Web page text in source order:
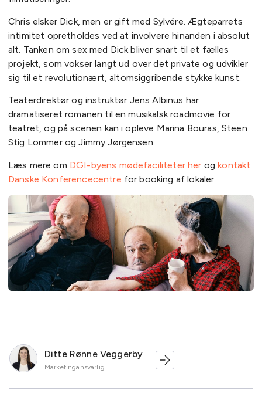
Chris elsker Dick, men er gift med Sylvére. Ægteparrets
intimitet opretholdes ved at involvere hinanden i absolut
alt. Tanken om sex med Dick bliver snart til et fælles
projekt, som vokser langt ud over det private og udvikler
sig til et revolutionært, altomsiggribende stykke kunst.
Teaterdirektør og instruktør Jens Albinus har
dramatiseret romanen til en musikalsk roadmovie for
teatret, og på scenen kan i opleve Marina Bouras, Steen
Stig Lommer og Jimmy Jørgensen.
Læs mere om DGI-byens mødefaciliteter her ogkontakt
Danske Konferencecentre for booking af lokaler.
Ditte Rønne Veggerby
Marketingansvarlig